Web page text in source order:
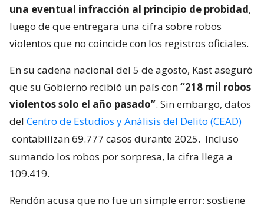
una eventual infracción al principio de probidad,
luego de que entregara una cifra sobre robos
violentos que no coincide con los registros oficiales.
En su cadena nacional del 5 de agosto, Kast aseguró
que su Gobierno recibió un país con“218 mil robos
violentos solo el año pasado”. Sin embargo, datos
del Centro de Estudios y Análisis del Delito (CEAD)
contabilizan 69.777 casos durante 2025. Incluso
sumando los robos por sorpresa, la cifra llega a
109.419.
Rendón acusa que no fue un simple error: sostiene